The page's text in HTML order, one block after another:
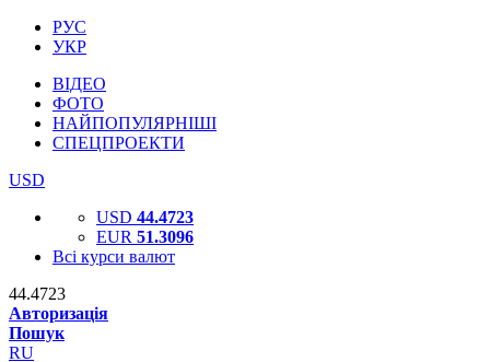
РУС
УКР
ВІДЕО
ФОТО
НАЙПОПУЛЯРНІШІ
СПЕЦПРОЕКТИ
USD
USD 44.4723
EUR 51.3096
Всі курси валют
44.4723
Авторизація
Пошук
RU